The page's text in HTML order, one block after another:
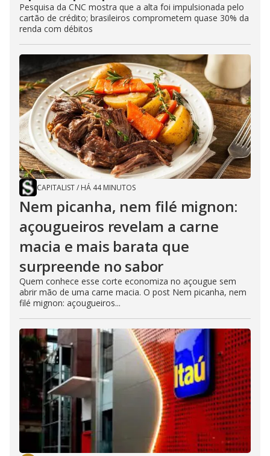
Pesquisa da CNC mostra que a alta foi impulsionada pelo
cartão de crédito; brasileiros comprometem quase 30% da
renda com débitos
CAPITALIST/ HÁ 44 MINUTOS
Nem picanha, nem filé mignon:
açougueiros revelam a carne
macia e mais barata que
surpreende no sabor
Quem conhece esse corte economiza no açougue sem
abrir mão de uma carne macia. O post Nem picanha, nem
filé mignon: açougueiros...